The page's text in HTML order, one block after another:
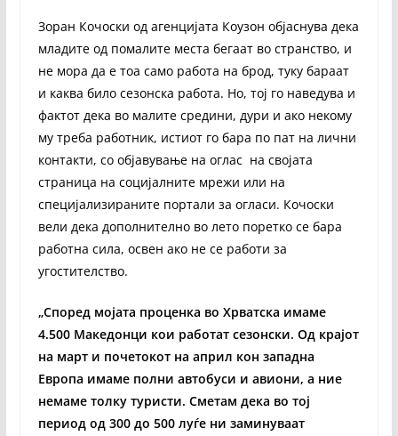
Зоран Кочоски од агенцијата Коузон објаснува дека
младите од помалите места бегаат во странство, и
не мора да е тоа само работа на брод, туку бараат
и каква било сезонска работа. Но, тој го наведува и
фактот дека во малите средини, дури и ако некому
му треба работник, истиот го бара по пат на лични
контакти, со објавување на оглас на својата
страница на социјалните мрежи или на
специјализираните портали за огласи. Кочоски
вели дека дополнително во лето поретко се бара
работна сила, освен ако не се работи за
угостителство.
„Според мојата проценка во Хрватска имаме
4.500 Македонци кои работат сезонски. Од крајот
на март и почетокот на април кон западна
Европа имаме полни автобуси и авиони, а ние
немаме толку туристи. Сметам дека во тој
период од 300 до 500 луѓе ни заминуваат